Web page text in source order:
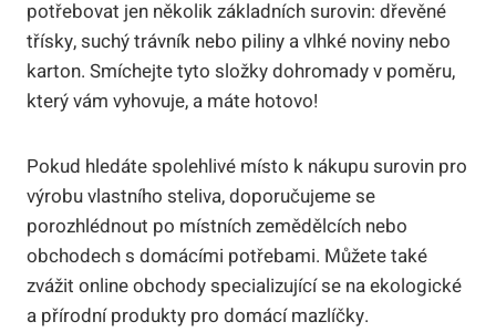
potřebovat jen několik základních surovin: dřevěné
třísky, suchý trávník nebo piliny a vlhké noviny nebo
karton. Smíchejte tyto složky dohromady v poměru,
který vám vyhovuje, a máte hotovo!
Pokud hledáte spolehlivé místo k nákupu surovin pro
výrobu vlastního steliva, doporučujeme se
porozhlédnout po místních zemědělcích nebo
obchodech s domácími potřebami. Můžete také
zvážit online obchody specializující se na ekologické
a přírodní produkty pro domácí mazlíčky.